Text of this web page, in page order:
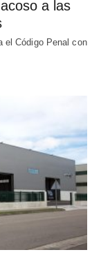
a las
el Código Penal con